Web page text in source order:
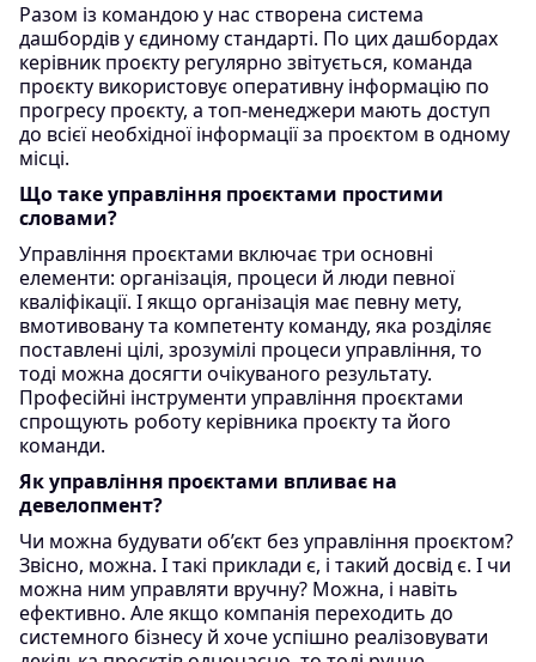
Разом із командою у нас створена система
дашбордів у єдиному стандарті. По цих дашбордах
керівник проєкту регулярно звітується, команда
проєкту використовує оперативну інформацію по
прогресу проєкту, а топ-менеджери мають доступ
до всієї необхідної інформації за проєктом в одному
місці.
Що таке управління проєктами простими
словами?
Управління проєктами включає три основні
елементи: організація, процеси й люди певної
кваліфікації. І якщо організація має певну мету,
вмотивовану та компетенту команду, яка розділяє
поставлені цілі, зрозумілі процеси управління, то
тоді можна досягти очікуваного результату.
Професійні інструменти управління проєктами
спрощують роботу керівника проєкту та його
команди.
Як управління проєктами впливає на
девелопмент?
Чи можна будувати об’єкт без управління проєктом?
Звісно, можна. І такі приклади є, і такий досвід є. І чи
можна ним управляти вручну? Можна, і навіть
ефективно. Але якщо компанія переходить до
системного бізнесу й хоче успішно реалізовувати